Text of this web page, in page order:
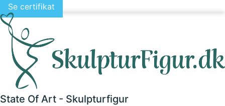
Se certifikat
State Of Art - Skulpturfigur